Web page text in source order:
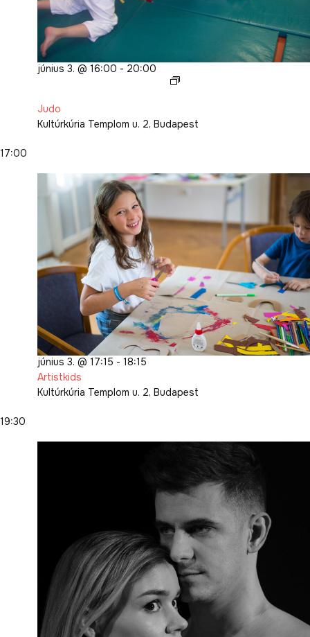
június 3. @ 16:00 - 20:00
Judo
Kultúrkúria Templom u. 2, Budapest
17:00
június 3. @ 17:15 - 18:15
Artistkids
Kultúrkúria Templom u. 2, Budapest
19:30